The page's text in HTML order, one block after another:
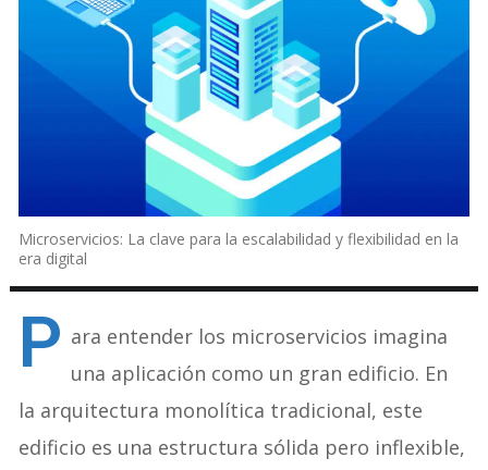
Microservicios: La clave para la escalabilidad y flexibilidad en la
era digital
P ara entender los microservicios imagina
una aplicación como un gran edificio. En
la arquitectura monolítica tradicional, este
edificio es una estructura sólida pero inflexible,